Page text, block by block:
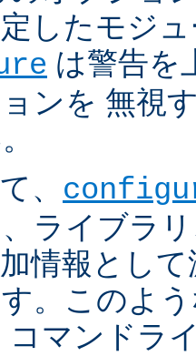
したモジ
は警告を
ンを 無視
、
ライブラ
情報とし
。このよ
コマンドラ